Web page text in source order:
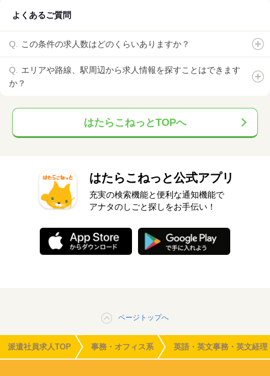
よくあるご質問
この条件の求人数はどのくらいありますか？
エリアや路線、駅周辺から求人情報を探すことはできます
か？
はたらこねっとTOPへ
はたらこねっと公式アプリ
充実の検索機能と便利な通知機能で
アナタのしごと探しをお手伝い！
ページトップへ
派遣社員求人TOP 事務・オフィス系 英語・英文事務・英文経理